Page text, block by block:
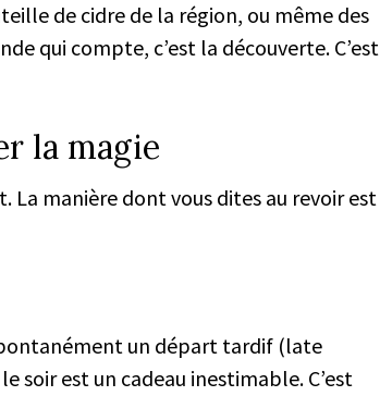
de cidre de la région, ou même des
qui compte, c’est la découverte. C’est
la magie
La manière dont vous dites au revoir est
un départ tardif (late
soir est un cadeau inestimable. C’est